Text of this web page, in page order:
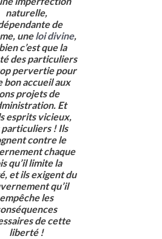
naturelle,
de
uneloi divine,
c’est que la
des particuliers
pervertie pour
bon accueil aux
projets de
Et
esprits vicieux,
particuliers ! Ils
contre le
chaque
qu’il limite la
et ils exigent du
qu’il
empêche les
de cette
liberté !